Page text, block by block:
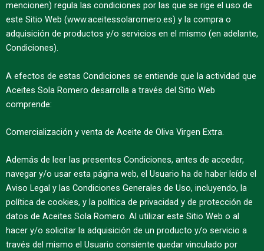
mencionen) regula las condiciones por las que se rige el uso de
este Sitio Web (www.aceitessolaromero.es) y la compra o
adquisición de productos y/o servicios en el mismo (en adelante,
Condiciones).
A efectos de estas Condiciones se entiende que la actividad que
Aceites Sola Romero desarrolla a través del Sitio Web
comprende:
Comercialización y venta de Aceite de Oliva Virgen Extra.
Además de leer las presentes Condiciones, antes de acceder,
navegar y/o usar esta página web, el Usuario ha de haber leído el
Aviso Legal y las Condiciones Generales de Uso, incluyendo, la
política de cookies, y la política de privacidad y de protección de
datos de Aceites Sola Romero. Al utilizar este Sitio Web o al
hacer y/o solicitar la adquisición de un producto y/o servicio a
través del mismo el Usuario consiente quedar vinculado por